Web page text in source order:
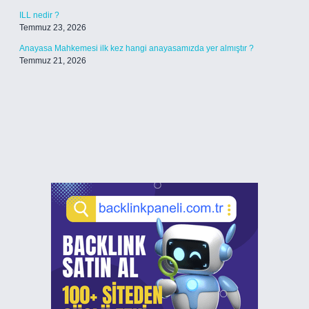
ILL nedir ?
Temmuz 23, 2026
Anayasa Mahkemesi ilk kez hangi anayasamızda yer almıştır ?
Temmuz 21, 2026